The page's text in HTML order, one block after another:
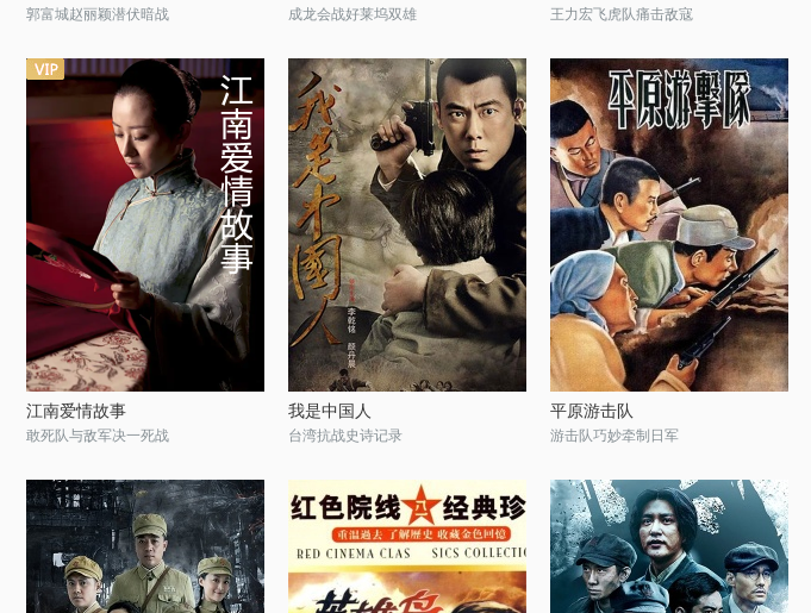
郭富城赵丽颖潜伏暗战 成龙会战好莱坞双雄 王力宏飞虎队痛击敌寇
江南爱情故事
敢死队与敌军决一死战
我是中国人
台湾抗战史诗记录
平原游击队
游击队巧妙牵制日军